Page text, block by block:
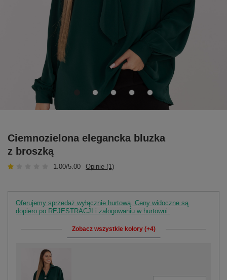
Ciemnozielona elegancka bluzka
z broszką
1.00/5.00 Opinie (1)
Oferujemy sprzedaż wyłącznie hurtową. Ceny widoczne są
dopiero po REJESTRACJI i zalogowaniu w hurtowni.
Zobacz wszystkie kolory (+4)